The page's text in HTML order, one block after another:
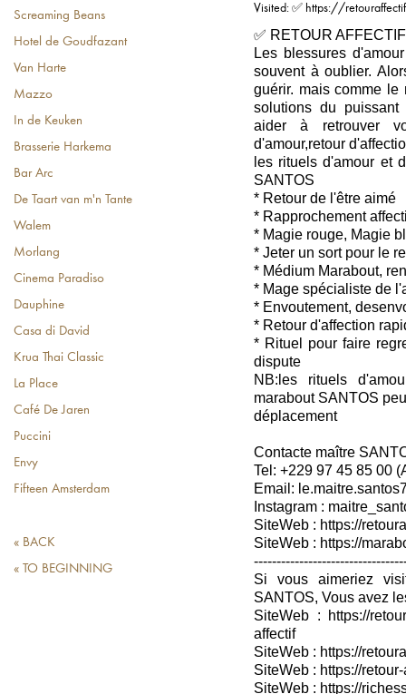
Screaming Beans
Hotel de Goudfazant
Van Harte
Mazzo
In de Keuken
Brasserie Harkema
Bar Arc
De Taart van m'n Tante
Walem
Morlang
Cinema Paradiso
Dauphine
Casa di David
Krua Thai Classic
La Place
Café De Jaren
Puccini
Envy
Fifteen Amsterdam
« BACK
« TO BEGINNING
Visited: ✅ https://
✅ RETOUR
Les blessures
souvent à oublier.
guérir. mais comme le
solutions du
aider à retrouver
d'amour,retour
les rituels d'amour et
SANTOS
* Retour de l'être aimé
* Rapprochement
* Magie rouge, Magie
* Jeter un sort pour le
* Médium Marabout,
* Mage spécialiste de
* Envoutement,
* Retour d'affection
* Rituel pour faire
dispute
NB:les rituels
marabout SANTOS
déplacement
Contacte maître
Tel: +229 97 45 85 00
Email:
Instagram :
SiteWeb : https://
SiteWeb : https://
Si vous aimeriez
SANTOS, Vous avez
SiteWeb : https://
affectif
SiteWeb : https://
SiteWeb : https://
SiteWeb : https://